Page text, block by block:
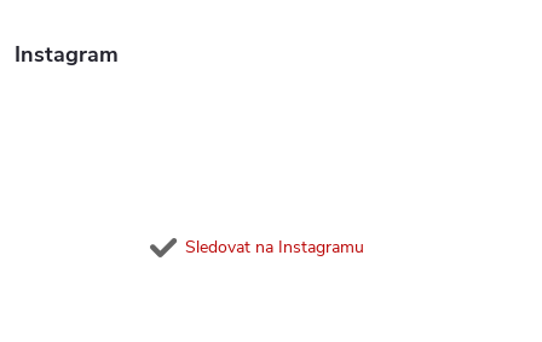
Instagram
Sledovat na Instagramu